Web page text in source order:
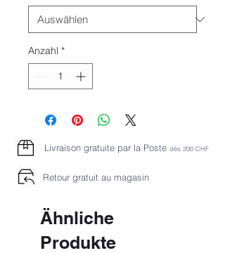
Anzahl *
Livraison gratuite par la Poste dès 200 CHF
Retour gratuit au magasin
Ähnliche
Produkte